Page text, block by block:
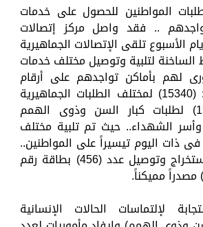
طلبات المواطنين للحصول على خدمات
.. فقد واصل مركز إتصالات
الأسبوع تلقى الإتصالات الجماهيرية
الساخنة لتلبية وتوصيل مختلف خدمات
لهم بأماكن تواجدهم على أرقام
المركز المختصرة : (15340) لمختلف الطلبات الجماهيرية
الفورية – (15341) لطلبات كبار السن وذوى الهمم
وأسر الشهداء.. حيث تم تلبية مختلف
ذات اليوم تيسيراً على المواطنين..
حيث أسفرت عن إستخراج وتوصيل عدد (456) بطاقة رقم
لإلتماسات الحالات الإنسانية